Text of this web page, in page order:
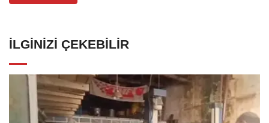
İLGINIZI ÇEKEBILIR